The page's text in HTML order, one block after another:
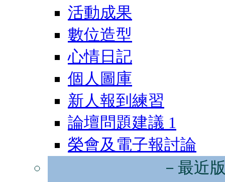
活動成果
數位造型
心情日記
個人圖庫
新人報到練習
論壇問題建議 1
榮會及電子報討論
－最近